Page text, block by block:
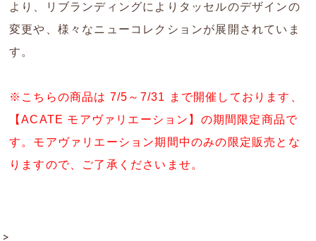
より、リブランディングによりタッセルのデザインの
変更や、様々なニューコレクションが展開されていま
す。
※こちらの商品は 7/5～7/31 まで開催しております、
【ACATE モアヴァリエーション】の期間限定商品で
す。モアヴァリエーション期間中のみの限定販売とな
りますので、ご了承くださいませ。
>